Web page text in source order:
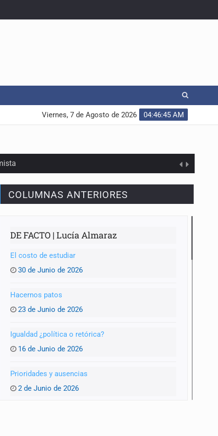
04:46:46 AM
Viernes, 7 de Agosto de 2026
COLUMNAS ANTERIORES
DE FACTO | Lucía Almaraz
El costo de estudiar
30 de Junio de 2026
Hacernos patos
23 de Junio de 2026
Igualdad ¿política o retórica?
16 de Junio de 2026
Prioridades y ausencias
2 de Junio de 2026